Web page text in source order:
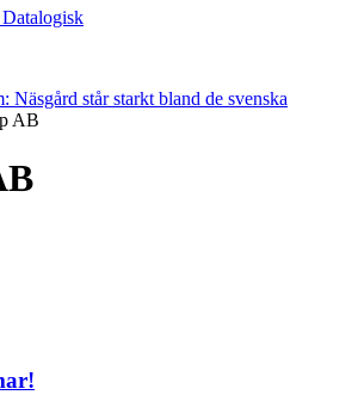
Näsgård står starkt bland de svenska
AB